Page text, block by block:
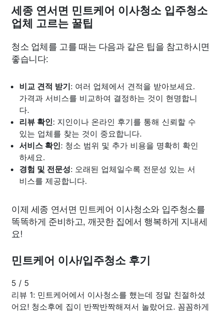
세종 연서면 민트케어 이사청소 입주청소
업체 고르는 꿀팁
청소 업체를 고를 때는 다음과 같은 팁을 참고하시면
좋습니다:
비교 견적 받기: 여러 업체에서 견적을 받아보세요.
가격과 서비스를 비교하여 결정하는 것이 현명합니
다.
리뷰 확인: 지인이나 온라인 후기를 통해 신뢰할 수
있는 업체를 찾는 것이 중요합니다.
서비스 확인: 청소 범위 및 추가 비용을 명확히 확인
하세요.
경험 및 전문성: 오래된 업체일수록 전문성 있는 서
비스를 제공합니다.
이제 세종 연서면 민트케어 이사청소와 입주청소를
똑똑하게 준비하고, 깨끗한 집에서 행복하게 지내세
요!
민트케어 이사/입주청소 후기
5 / 5
리뷰 1: 민트케어에서 이사청소를 했는데 정말 친절하셨
어요! 청소후에 집이 반짝반짝해져서 놀랐어요. 꼼꼼하게